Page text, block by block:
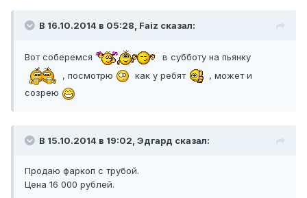
В 16.10.2014 в 05:28, Faiz сказал:
Вот соберемся
в субботу на пьянку
, посмотрю
как у ребят
, может и
созрею
В 15.10.2014 в 19:02, Эдгард сказал:
Продаю фаркоп с трубой.
Цена 16 000 рублей.